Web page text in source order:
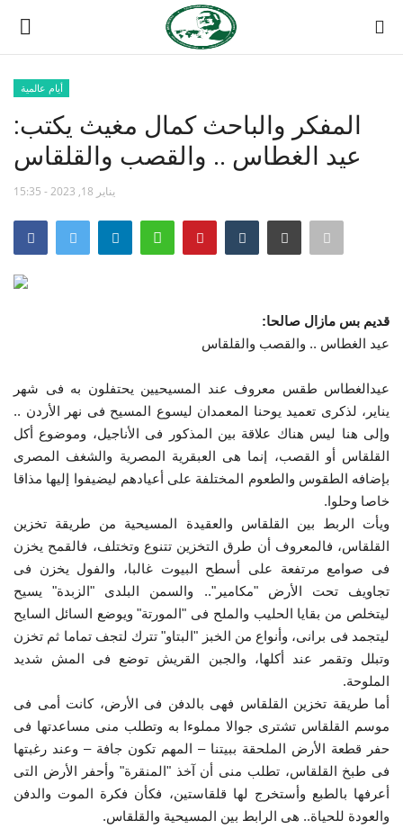
الصفحة الرئيسية
منتدى ناصر الدولي
فريق العمل
إرث جمال عبدالناصر
أخبار
منحة ناصر للقيادة الدولية
شروط وأحكام منحة ناصر للقيادة الدولية
مرجعياتنا
المواطن العالمي
الرواد
فرص
وثائق
أيام عالمية
المفكر والباحث كمال مغيث يكتب:
عيد الغطاس .. والقصب والقلقاس
يناير 18, 2023 - 15:35
قديم بس مازال صالحا:
عيد الغطاس .. والقصب والقلقاس
عيدالغطاس طقس معروف عند المسيحيين يحتفلون به فى شهر
يناير، لذكرى تعميد يوحنا المعمدان ليسوع المسيح فى نهر الأردن ..
وإلى هنا ليس هناك علاقة بين المذكور فى الأناجيل، وموضوع أكل
القلقاس أو القصب، إنما هى العبقرية المصرية والشغف المصرى
بإضافه الطقوس والطعوم المختلفة على أعيادهم ليضيفوا إليها مذاقا
خاصا وحلوا.
ويأت الربط بين القلقاس والعقيدة المسيحية من طريقة تخزين
القلقاس، فالمعروف أن طرق التخزين تتنوع وتختلف، فالقمح يخزن
فى صوامع مرتفعة على أسطح البيوت غالبا، والفول يخزن فى
تجاويف تحت الأرض "مكامير".. والسمن البلدى "الزبدة" يسيح
ليتخلص من بقايا الحليب والملح فى "المورتة" ويوضع السائل السايح
ليتجمد فى برانى، وأنواع من الخبز "البتاو" تترك لتجف تماما ثم تخزن
وتبلل وتقمر عند أكلها، والجبن القريش توضع فى المش شديد
الملوحة.
أما طريقة تخزين القلقاس فهى بالدفن فى الأرض، كانت أمى فى
موسم القلقاس تشترى جوالا مملوءا به وتطلب منى مساعدتها فى
حفر قطعة الأرض الملحقة ببيتنا – المهم تكون جافة – وعند رغبتها
فى طبخ القلقاس، تطلب منى أن آخذ "المنقرة" وأحفر الأرض التى
أعرفها بالطبع وأستخرج لها قلقاستين، فكأن فكرة الموت والدفن
والعودة للحياة.. هى الرابط بين المسيحية والقلقاس.